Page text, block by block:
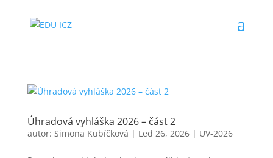
Úhradová vyhláška 2026 – část 2
autor: Simona Kubíčková | Led 26, 2026| UV-2026